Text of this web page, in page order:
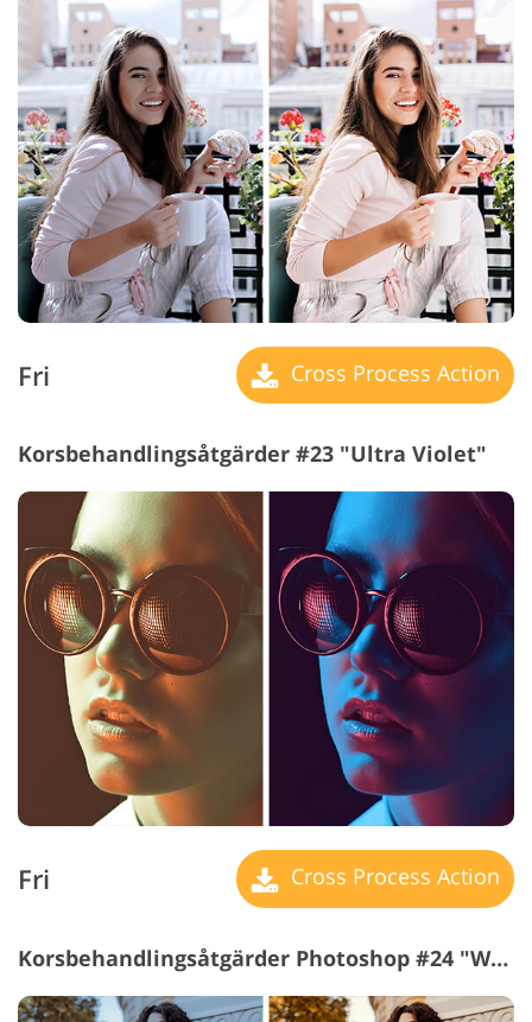
Fri Cross Process Action
Korsbehandlingsåtgärder #23 "Ultra Violet"
Fri Cross Process Action
Korsbehandlingsåtgärder Photoshop #24 "Warm Light"